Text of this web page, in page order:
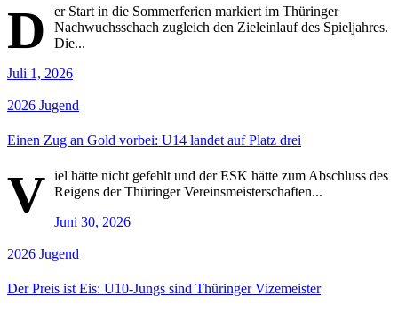
D
er Start in die Sommerferien markiert im Thüringer
Nachwuchsschach zugleich den Zieleinlauf des Spieljahres.
Die...
Juli 1, 2026
2026 Jugend
Einen Zug an Gold vorbei: U14 landet auf Platz drei
V iel hätte nicht gefehlt und der ESK hätte zum Abschluss des
Reigens der Thüringer Vereinsmeisterschaften...
Juni 30, 2026
2026 Jugend
Der Preis ist Eis: U10-Jungs sind Thüringer Vizemeister